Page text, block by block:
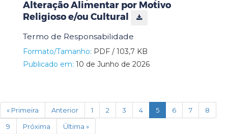
Alteração Alimentar por Motivo
Religioso e/ou Cultural
Termo de Responsabilidade
Formato/Tamanho: PDF / 103,7 KB
Publicado em: 10 de Junho de 2026
« Primeira Anterior 1 2 3 4 5(current)
6 7
8
9
Próxima Última »